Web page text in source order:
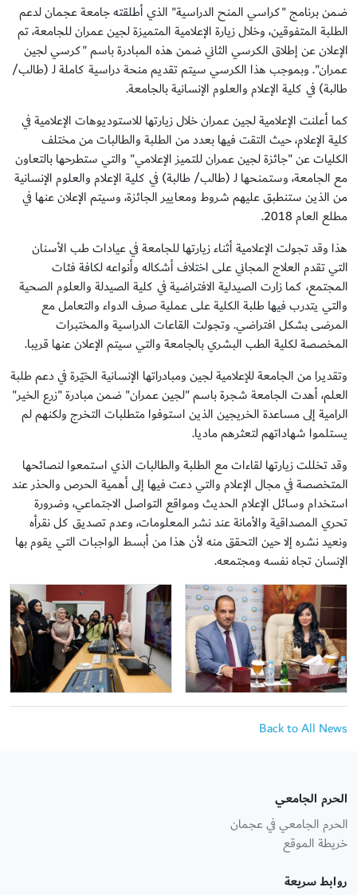
ضمن برنامج "كراسي المنح الدراسية" الذي أطلقته جامعة عجمان لدعم
الطلبة المتفوقين، وخلال زيارة الإعلامية المتميزة لجين عمران للجامعة، تم
الإعلان عن إطلاق الكرسي الثاني ضمن هذه المبادرة باسم "كرسي لجين
عمران". وبموجب هذا الكرسي سيتم تقديم منحة دراسية كاملة لـ (طالب/
طالبة) في كلية الإعلام والعلوم الإنسانية بالجامعة.
كما أعلنت الإعلامية لجين عمران خلال زيارتها للاستوديوهات الإعلامية في
كلية الإعلام، حيث التقت فيها بعدد من الطلبة والطالبات من مختلف
الكليات عن "جائزة لجين عمران للتميز الإعلامي" والتي ستطرحها بالتعاون
مع الجامعة، وستمنحها لـ (طالب/ طالبة) في كلية الإعلام والعلوم الإنسانية
من الذين ستنطبق عليهم شروط ومعايير الجائزة، وسيتم الإعلان عنها في
مطلع العام 2018.
هذا وقد تجولت الإعلامية أثناء زيارتها للجامعة في عيادات طب الأسنان
التي تقدم العلاج المجاني على اختلاف أشكاله وأنواعه لكافة فئات
المجتمع، كما زارت الصيدلية الافتراضية في كلية الصيدلة والعلوم الصحية
والتي يتدرب فيها طلبة الكلية على عملية صرف الدواء والتعامل مع
المرضى بشكل افتراضي. وتجولت القاعات الدراسية والمختبرات
المخصصة لكلية الطب البشري بالجامعة والتي سيتم الإعلان عنها قريبا.
وتقديرا من الجامعة للإعلامية لجين ومبادراتها الإنسانية الخيّرة في دعم طلبة
العلم، أهدت الجامعة شجرة باسم "لجين عمران" ضمن مبادرة "زرع الخير"
الرامية إلى مساعدة الخريجين الذين استوفوا متطلبات التخرج ولكنهم لم
يستلموا شهاداتهم لتعثرهم ماديا.
وقد تخللت زيارتها لقاءات مع الطلبة والطالبات الذي استمعوا لنصائحها
المتخصصة في مجال الإعلام والتي دعت فيها إلى أهمية الحرص والحذر عند
استخدام وسائل الإعلام الحديث ومواقع التواصل الاجتماعي، وضرورة
تحري المصداقية والأمانة عند نشر المعلومات، وعدم تصديق كل نقرأه
ونعيد نشره إلا حين التحقق منه لأن هذا من أبسط الواجبات التي يقوم بها
الإنسان تجاه نفسه ومجتمعه.
Back to All News
الحرم الجامعي
الحرم الجامعي في عجمان
خريطة الموقع
روابط سريعة